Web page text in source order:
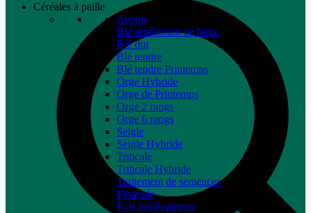
Céréales à paille
Avoine
Blé améliorant de force
Blé dur
Blé tendre
Blé tendre Printemps
Orge Hybride
Orge de Printemps
Orge 2 rangs
Orge 6 rangs
Seigle
Seigle Hybride
Triticale
Triticale Hybride
Traitement de semences
Féverole
Pois protéagineux